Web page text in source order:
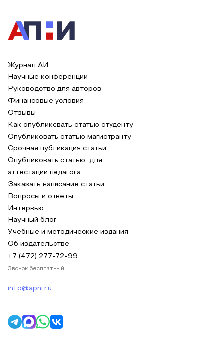
Журнал АИ
Научные конференции
Руководство для авторов
Финансовые условия
Отзывы
Как опубликовать статью студенту
Опубликовать статью магистранту
Срочная публикация статьи
Опубликовать статью для
аттестации педагога
Заказать написание статьи
Вопросы и ответы
Интервью
Научный блог
Учебные и методические издания
Об издательстве
+7 (472) 277-72-99
Звонок бесплатный
info@apni.ru